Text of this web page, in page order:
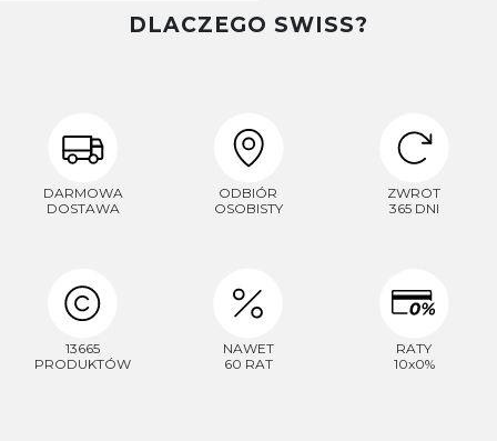
DLACZEGO SWISS?
DARMOWA
DOSTAWA
ODBIÓR
OSOBISTY
ZWROT
365 DNI
13665
PRODUKTÓW
NAWET
60 RAT
RATY
10x0%